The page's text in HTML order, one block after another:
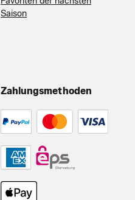
Saison
Zahlungsmethoden